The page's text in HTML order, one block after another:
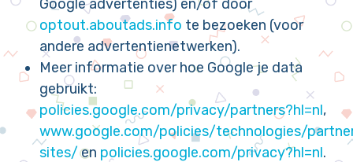
Google advertenties) en/of door
optout.aboutads.info te bezoeken (voor
andere advertentienetwerken).
Meer informatie over hoe Google je data
gebruikt:
policies.google.com/privacy/partners?hl=nl,
www.google.com/policies/technologies/
sites/en policies.google.com/privacy?hl=nl.